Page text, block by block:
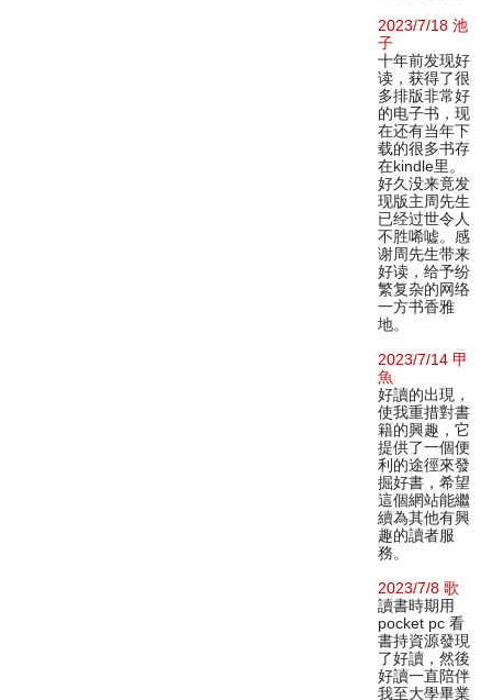
2023/7/18 池
子
十年前发现好
读，获得了很
多排版非常好
的电子书，现
在还有当年下
载的很多书存
在kindle里。
好久没来竟发
现版主周先生
已经过世令人
不胜唏嘘。感
谢周先生带来
好读，给予纷
繁复杂的网络
一方书香雅
地。
2023/7/14 甲
魚
好讀的出現，
使我重措對書
籍的興趣，它
提供了一個便
利的途徑來發
掘好書，希望
這個網站能繼
續為其他有興
趣的讀者服
務。
2023/7/8 歌
讀書時期用
pocket pc 看
書持資源發現
了好讀，然後
好讀一直陪伴
我至大學畢業